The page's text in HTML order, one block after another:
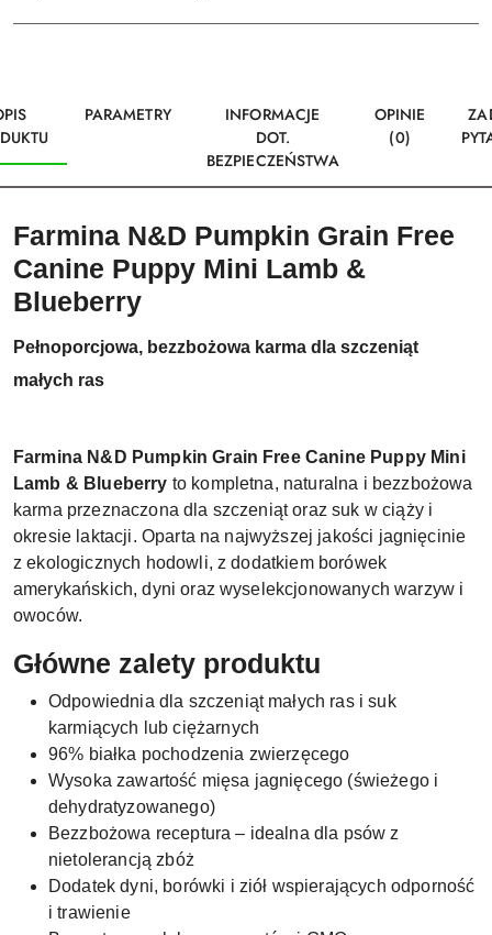
PARAMETRY
INFORMACJE
DOT.
BEZPIECZEŃSTWA
OPINIE
(0)
Farmina N&D Pumpkin Grain Free
Canine Puppy Mini Lamb &
Blueberry
Pełnoporcjowa, bezzbożowa karma dla szczeniąt
małych ras
Farmina N&D Pumpkin Grain Free Canine Puppy Mini
Lamb & Blueberry to kompletna, naturalna i bezzbożowa
karma przeznaczona dla szczeniąt oraz suk w ciąży i
okresie laktacji. Oparta na najwyższej jakości jagnięcinie
z ekologicznych hodowli, z dodatkiem borówek
amerykańskich, dyni oraz wyselekcjonowanych warzyw i
owoców.
Główne zalety produktu
Odpowiednia dla szczeniąt małych ras i suk
karmiących lub ciężarnych
96% białka pochodzenia zwierzęcego
Wysoka zawartość mięsa jagnięcego (świeżego i
dehydratyzowanego)
Bezzbożowa receptura – idealna dla psów z
nietolerancją zbóż
Dodatek dyni, borówki i ziół wspierających odporność
i trawienie